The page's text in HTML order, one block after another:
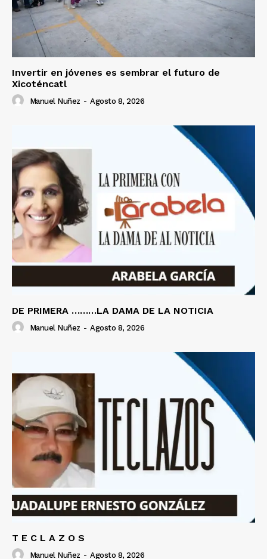
Invertir en jóvenes es sembrar el futuro de
Xicoténcatl
Manuel Nuñez - Agosto 8, 2026
DE PRIMERA ………LA DAMA DE LA NOTICIA
Manuel Nuñez - Agosto 8, 2026
T E C L A Z O S
Manuel Nuñez - Agosto 8, 2026